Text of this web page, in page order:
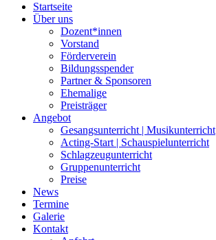
Startseite
Über uns
Dozent*innen
Vorstand
Förderverein
Bildungsspender
Partner & Sponsoren
Ehemalige
Preisträger
Angebot
Gesangsunterricht | Musikunterricht
Acting-Start | Schauspielunterricht
Schlagzeugunterricht
Gruppenunterricht
Preise
News
Termine
Galerie
Kontakt